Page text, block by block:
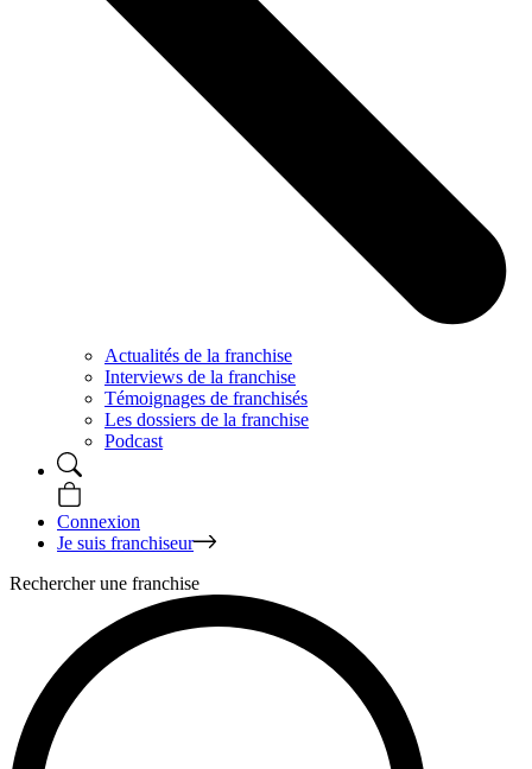
Actualités de la franchise
Interviews de la franchise
Témoignages de franchisés
Les dossiers de la franchise
Podcast
Connexion
Je suis franchiseur
Rechercher une franchise